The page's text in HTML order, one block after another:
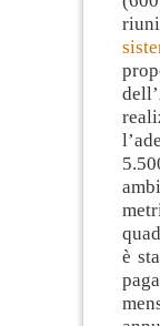
è